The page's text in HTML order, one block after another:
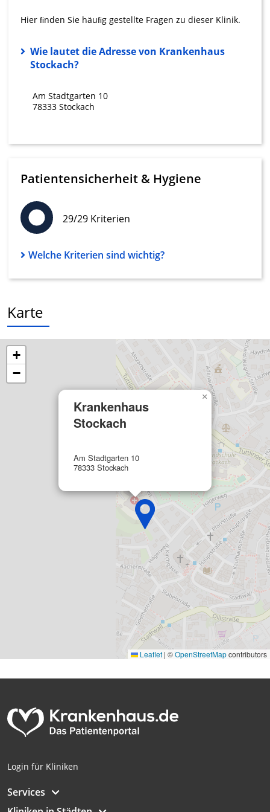
Hier ﬁnden Sie häuﬁg gestellte Fragen zu dieser Klinik.
Wie lautet die Adresse von Krankenhaus
Stockach?
Am Stadtgarten 10
78333 Stockach
Patientensicherheit & Hygiene
29/29 Kriterien
Welche Kriterien sind wichtig?
Karte
Krankenhaus
Stockach
Am Stadtgarten 10
78333 Stockach
×
+
−
Leaflet | ©OpenStreetMapcontributors
Login für Kliniken
Services
Erstellung von Profilen für personalisierte
Verwendung von Profilen zur Auswahl
personalisierter Werbung
Erstellung von Profilen zur Personalisierung
von Inhalten
Messung der Performance von Inhalten
Analyse von Zielgruppen durch Statistiken
oder Kombinationen von Daten aus
verschiedenen Quellen
Entwicklung und Verbesserung der
IAB-Besonderheiten:
Verwendung genauer Standortdaten
Geräte anhand von aktiv angeforderten
Informationen identifizieren
Nicht-IAB-Verarbeitungszwecke: